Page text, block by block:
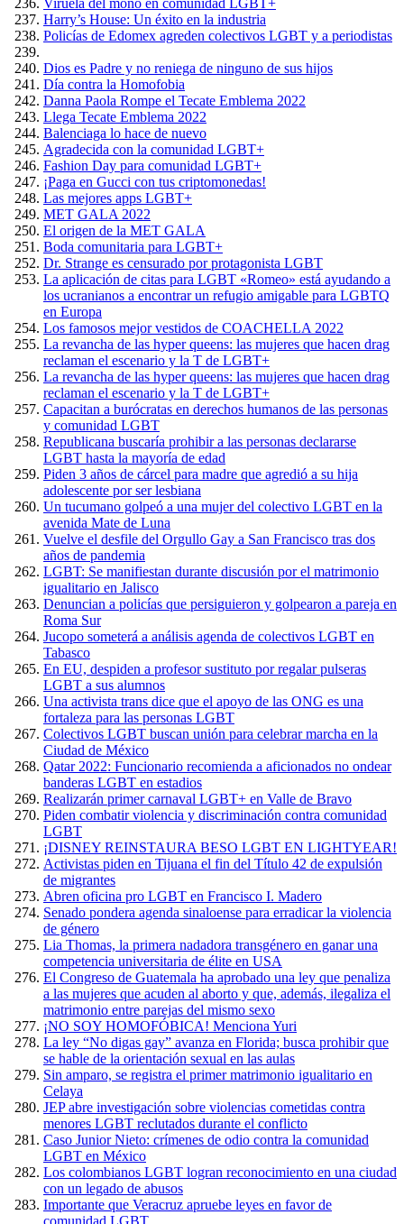
Viruela del mono en comunidad LGBT+
Harry’s House: Un éxito en la industria
Policías de Edomex agreden colectivos LGBT y a periodistas
Dios es Padre y no reniega de ninguno de sus hijos
Día contra la Homofobia
Danna Paola Rompe el Tecate Emblema 2022
Llega Tecate Emblema 2022
Balenciaga lo hace de nuevo
Agradecida con la comunidad LGBT+
Fashion Day para comunidad LGBT+
¡Paga en Gucci con tus criptomonedas!
Las mejores apps LGBT+
MET GALA 2022
El origen de la MET GALA
Boda comunitaria para LGBT+
Dr. Strange es censurado por protagonista LGBT
La aplicación de citas para LGBT «Romeo» está ayudando a
los ucranianos a encontrar un refugio amigable para LGBTQ
en Europa
Los famosos mejor vestidos de COACHELLA 2022
La revancha de las hyper queens: las mujeres que hacen drag
reclaman el escenario y la T de LGBT+
La revancha de las hyper queens: las mujeres que hacen drag
reclaman el escenario y la T de LGBT+
Capacitan a burócratas en derechos humanos de las personas
y comunidad LGBT
Republicana buscaría prohibir a las personas declararse
LGBT hasta la mayoría de edad
Piden 3 años de cárcel para madre que agredió a su hija
adolescente por ser lesbiana
Un tucumano golpeó a una mujer del colectivo LGBT en la
avenida Mate de Luna
Vuelve el desfile del Orgullo Gay a San Francisco tras dos
años de pandemia
LGBT: Se manifiestan durante discusión por el matrimonio
igualitario en Jalisco
Denuncian a policías que persiguieron y golpearon a pareja en
Roma Sur
Jucopo someterá a análisis agenda de colectivos LGBT en
Tabasco
En EU, despiden a profesor sustituto por regalar pulseras
LGBT a sus alumnos
Una activista trans dice que el apoyo de las ONG es una
fortaleza para las personas LGBT
Colectivos LGBT buscan unión para celebrar marcha en la
Ciudad de México
Qatar 2022: Funcionario recomienda a aficionados no ondear
banderas LGBT en estadios
Realizarán primer carnaval LGBT+ en Valle de Bravo
Piden combatir violencia y discriminación contra comunidad
LGBT
¡DISNEY REINSTAURA BESO LGBT EN LIGHTYEAR!
Activistas piden en Tijuana el fin del Título 42 de expulsión
de migrantes
Abren oficina pro LGBT en Francisco I. Madero
Senado pondera agenda sinaloense para erradicar la violencia
de género
Lia Thomas, la primera nadadora transgénero en ganar una
competencia universitaria de élite en USA
El Congreso de Guatemala ha aprobado una ley que penaliza
a las mujeres que acuden al aborto y que, además, ilegaliza el
matrimonio entre parejas del mismo sexo
¡NO SOY HOMOFÓBICA! Menciona Yuri
La ley “No digas gay” avanza en Florida; busca prohibir que
se hable de la orientación sexual en las aulas
Sin amparo, se registra el primer matrimonio igualitario en
Celaya
JEP abre investigación sobre violencias cometidas contra
menores LGBT reclutados durante el conflicto
Caso Junior Nieto: crímenes de odio contra la comunidad
LGBT en México
Los colombianos LGBT logran reconocimiento en una ciudad
con un legado de abusos
Importante que Veracruz apruebe leyes en favor de
comunidad LGBT